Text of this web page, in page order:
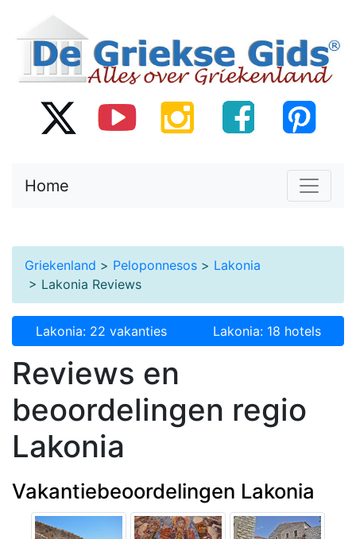
Home
Griekenland > Peloponnesos > Lakonia
> Lakonia Reviews
Lakonia: 22 vakanties Lakonia: 18 hotels
Reviews en
beoordelingen regio
Lakonia
Vakantiebeoordelingen Lakonia